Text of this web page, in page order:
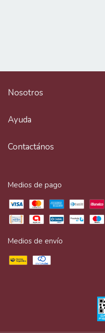
Nosotros
Ayuda
Contactános
Medios de pago
Medios de envío